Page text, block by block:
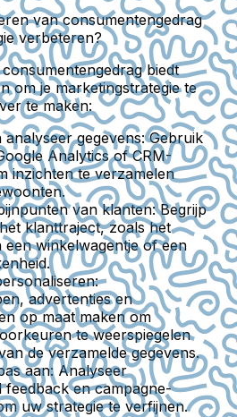
van consumentengedrag
verbeteren?
biedt
om je marketingstrategie te
te maken:
analyseer gegevens:Gebruik
Analytics of CRM-
inzichten te verzamelen
van klanten:Begrijp
klanttraject, zoals het
een winkelwagentje of een
advertenties en
op maat maken om
te weerspiegelen
de verzamelde gegevens.
aan:Analyseer
en campagne-
uw strategie te verfijnen.